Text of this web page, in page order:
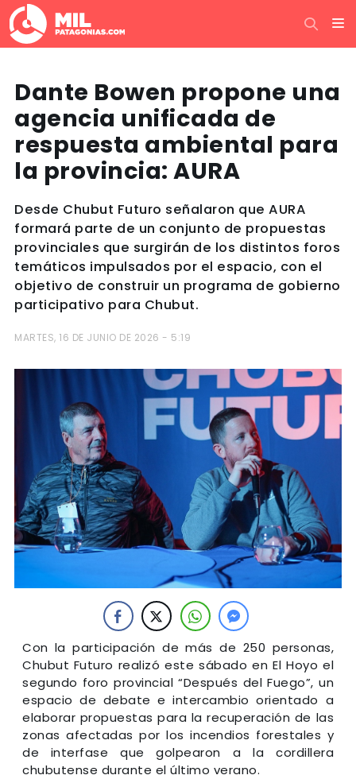
Dante Bowen propone una
agencia unificada de
respuesta ambiental para
la provincia: AURA
Desde Chubut Futuro señalaron que AURA
formará parte de un conjunto de propuestas
provinciales que surgirán de los distintos foros
temáticos impulsados por el espacio, con el
objetivo de construir un programa de gobierno
participativo para Chubut.
MARTES, 16 DE JUNIO DE 2026 - 5:19
Con la participación de más de 250 personas,
Chubut Futuro realizó este sábado en El Hoyo el
segundo foro provincial “Después del Fuego”, un
espacio de debate e intercambio orientado a
elaborar propuestas para la recuperación de las
zonas afectadas por los incendios forestales y
de interfase que golpearon a la cordillera
chubutense durante el último verano.